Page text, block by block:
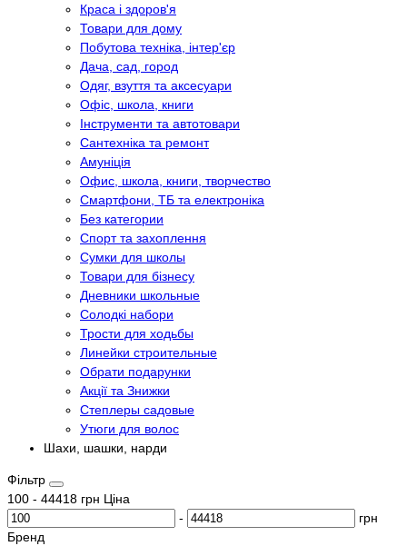
Краса і здоров'я
Товари для дому
Побутова техніка, інтер'єр
Дача, сад, город
Одяг, взуття та аксесуари
Офіс, школа, книги
Інструменти та автотовари
Сантехніка та ремонт
Амуніція
Офис, школа, книги, творчество
Смартфони, ТБ та електроніка
Без категории
Спорт та захоплення
Сумки для школы
Товари для бізнесу
Дневники школьные
Солодкі набори
Трости для ходьбы
Линейки строительные
Обрати подарунки
Акції та Знижки
Степлеры садовые
Утюги для волос
Шахи, шашки, нарди
Фільтр
100 - 44418 грн Ціна
-
грн
Бренд